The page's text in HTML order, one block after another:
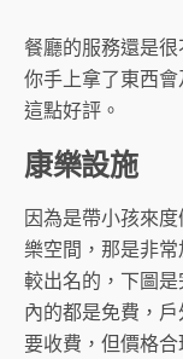
餐廳的服務還是
你手上拿了東西
這點好評。
康樂設施
因為是帶小孩來
樂空間，那是非
較出名的，下圖
內的都是免費，
要收費，但價格